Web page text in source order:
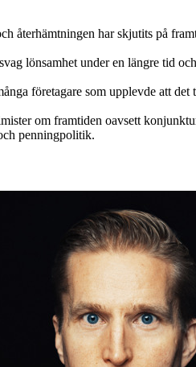
återhämtningen har skjutits på
lönsamhet under en längre tid
företagare som upplevde att
om framtiden oavsett
penningpolitik.